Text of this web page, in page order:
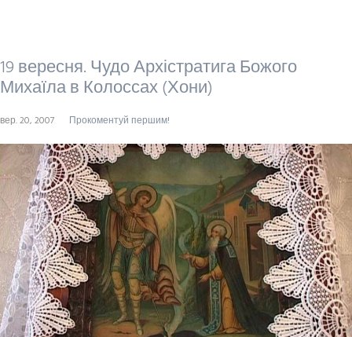
19 вересня. Чудо Архістратига Божого
Михаїла в Колоссах (Хони)
вер. 20, 2007 Прокоментуй першим!